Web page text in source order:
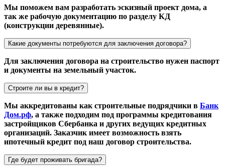
Мы поможем вам разработать эскизный проект дома, а
так же рабочую документацию по разделу КД
(конструкции деревянные).
Какие документы потребуются для заключения договора?
Для заключения договора на строительство нужен паспорт
и документы на земельный участок.
Строите ли вы в кредит?
Мы аккредитованы как строительные подрядчики в Банк
Дом.рф, а также подходим под программы кредитования
застройщиков Сбербанка и других ведущих кредитных
организаций. Заказчик имеет возможность взять
ипотечный кредит под наш договор строительства.
Где будет проживать бригада?